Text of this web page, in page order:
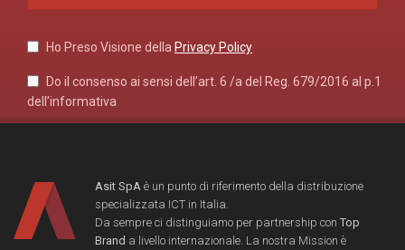
Ho Preso Visione della Privacy Policy
Do il consenso ai sensi dell’art. 6 /a del Reg. 679/2016 al p.1
dell’informativa
Asit SpA è un punto di riferimento della distribuzione
specializzata ICT in Italia.
Da sempre ci distinguiamo per partnership con Top
Brand a livello internazionale. La nostra Mission è